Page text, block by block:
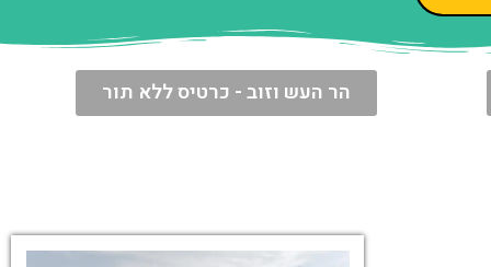
הר העש וזוב - כרטיס ללא תור